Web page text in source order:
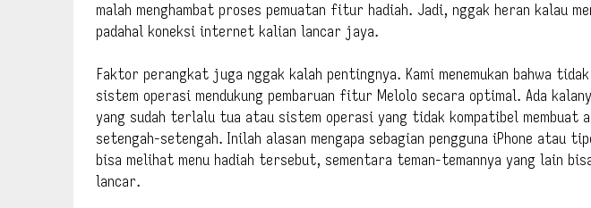
malah menghambat proses pemuatan fitur hadiah. Jadi, nggak heran kalau
padahal koneksi internet kalian lancar jaya.
Faktor perangkat juga nggak kalah pentingnya. Kami menemukan bahwa
sistem operasi mendukung pembaruan fitur Melolo secara optimal. Ada
yang sudah terlalu tua atau sistem operasi yang tidak kompatibel membuat
setengah-setengah. Inilah alasan mengapa sebagian pengguna iPhone atau
bisa melihat menu hadiah tersebut, sementara teman-temannya yang lain
lancar.